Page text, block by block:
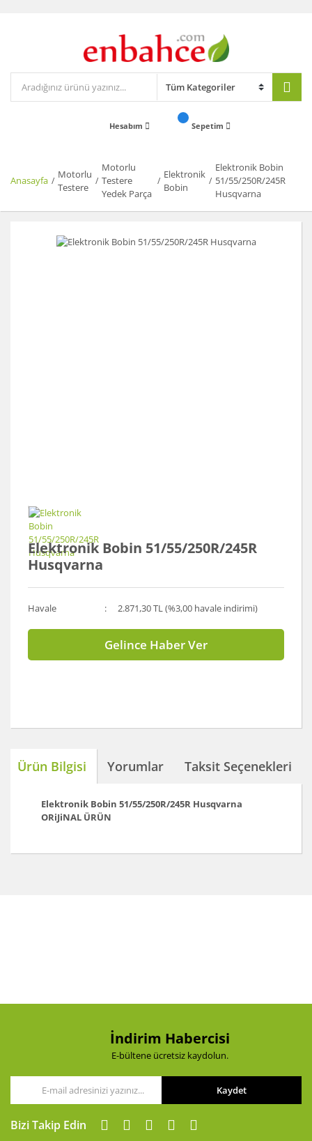
Hesabım Sepetim
Anasayfa
Motorlu
Testere
Motorlu
Testere
Yedek Parça
Elektronik
Bobin
Elektronik Bobin
51/55/250R/245R
Husqvarna
Elektronik Bobin 51/55/250R/245R
Husqvarna
Havale 2.871,30 TL (%3,00 havale indirimi)
Gelince Haber Ver
Ürün Bilgisi Yorumlar Taksit Seçenekleri
Elektronik Bobin 51/55/250R/245R Husqvarna
ORiJiNAL ÜRÜN
Ürün fiyatı diğer sitelerden daha pahalı.
Gönder
İndirim Habercisi
E-bültene ücretsiz kaydolun.
Kaydet
Bizi Takip Edin